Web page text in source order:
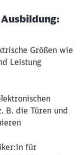
Größen wie
Leistung
B. die Türen und
für